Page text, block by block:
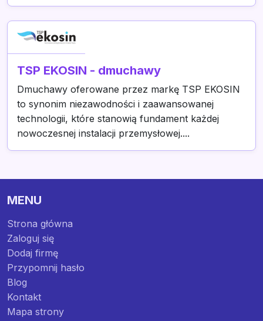
TSP EKOSIN - dmuchawy
Dmuchawy oferowane przez markę TSP EKOSIN
to synonim niezawodności i zaawansowanej
technologii, które stanowią fundament każdej
nowoczesnej instalacji przemysłowej....
MENU
Strona główna
Zaloguj się
Dodaj firmę
Przypomnij hasło
Blog
Kontakt
Mapa strony